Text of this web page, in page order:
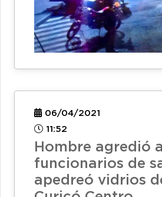
06/04/2021
11:52
Hombre agredió a
funcionarios de
apedreó vidrios